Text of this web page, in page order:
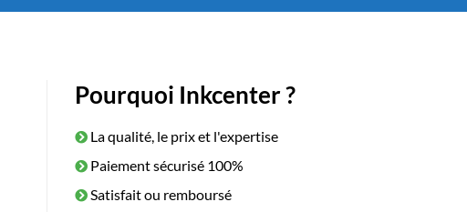
Pourquoi Inkcenter ?
La qualité, le prix et l'expertise
Paiement sécurisé 100%
Satisfait ou remboursé